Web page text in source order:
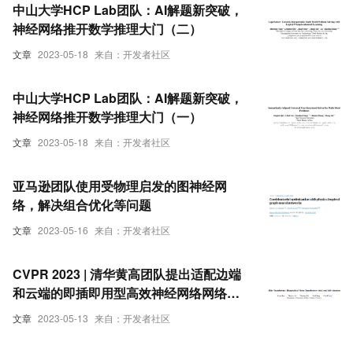
文章 2023-05-18 来自：开发者社区
中山大学HCP Lab团队：AI解题新突破，
神经网络推开数学推理大门（二）
文章 2023-05-18 来自：开发者社区
中山大学HCP Lab团队：AI解题新突破，
神经网络推开数学推理大门（一）
文章 2023-05-16 来自：开发者社区
亚马逊团队使用受物理启发的图神经网
络，解决组合优化等问题
文章 2023-05-13 来自：开发者社区
CVPR 2023 | 清华黄高团队提出适配边端
和云端的即插即用型高效神经网络网络架
构——Slide-Transformer